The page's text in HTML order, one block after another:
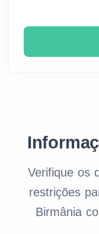
Verifique os
restrições
Birmânia